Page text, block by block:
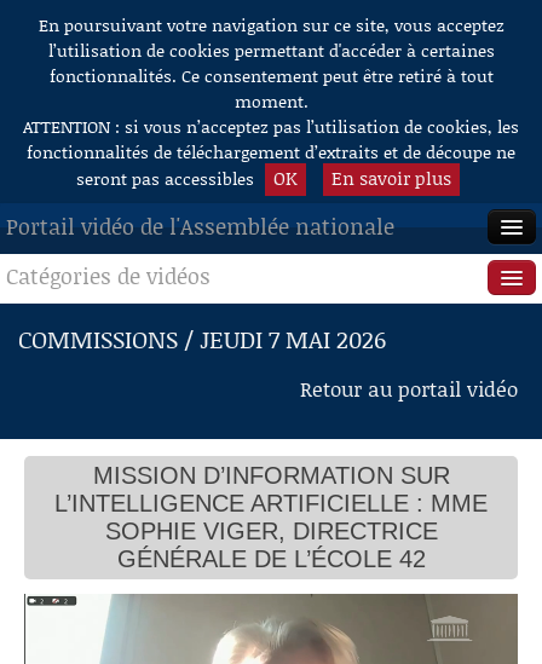
Aller au contenu
En poursuivant votre navigation sur ce site, vous acceptez
l’utilisation de cookies permettant d'accéder à certaines
fonctionnalités. Ce consentement peut être retiré à tout
moment.
ATTENTION : si vous n’acceptez pas l’utilisation de cookies, les
fonctionnalités de téléchargement d’extraits et de découpe ne
seront pas accessibles
OK En savoir plus
Portail vidéo de l'Assemblée nationale
ACCUEIL
EN DIRECT
RECHERCHE
AIDE À LA DÉCOUPE
DE VIDÉOS
Catégories de vidéos
Séance publique
Questions au Gouvernement
Commissions
Présidence
Évènements
Connaissance, Histoire
Autres
COMMISSIONS / JEUDI 7 MAI 2026
Retour au portail vidéo
MISSION D’INFORMATION SUR
L’INTELLIGENCE ARTIFICIELLE : MME
SOPHIE VIGER, DIRECTRICE
GÉNÉRALE DE L’ÉCOLE 42